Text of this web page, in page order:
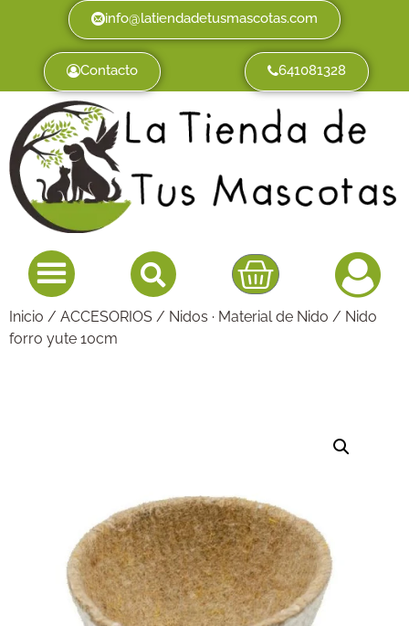
info@latiendadetusmascotas.com
Contacto 641081328
Inicio / ACCESORIOS / Nidos · Material de Nido / Nido
forro yute 10cm